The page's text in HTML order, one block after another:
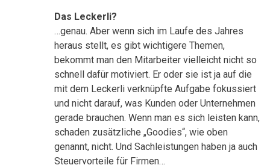
Das Leckerli?
…genau. Aber wenn sich im Laufe des Jahres
heraus stellt, es gibt wichtigere Themen,
bekommt man den Mitarbeiter vielleicht nicht so
schnell dafür motiviert. Er oder sie ist ja auf die
mit dem Leckerli verknüpfte Aufgabe fokussiert
und nicht darauf, was Kunden oder Unternehmen
gerade brauchen. Wenn man es sich leisten kann,
schaden zusätzliche „Goodies“, wie oben
genannt, nicht. Und Sachleistungen haben ja auch
Steuervorteile für Firmen…